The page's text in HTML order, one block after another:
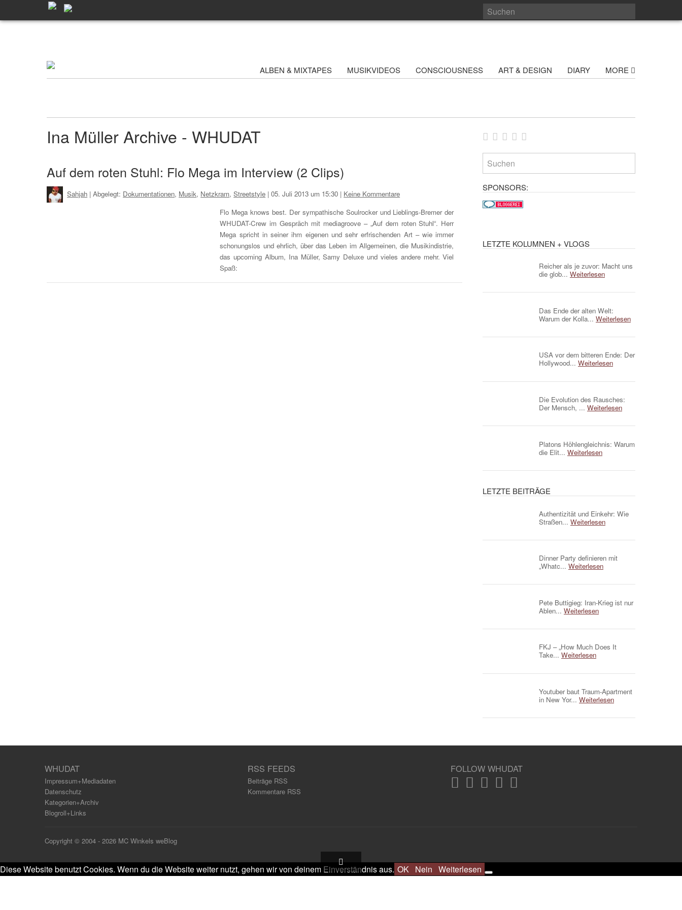
ALBEN & MIXTAPES MUSIKVIDEOS CONSCIOUSNESS ART & DESIGN DIARY MORE
Ina Müller Archive - WHUDAT
Auf dem roten Stuhl: Flo Mega im Interview (2 Clips)
Sahjah | Abgelegt: Dokumentationen, Musik, Netzkram,Streetstyle |05. Juli 2013 um 15:30 | Keine Kommentare
Flo Mega knows best. Der sympathische Soulrocker und Lieblings-Bremer der
WHUDAT-Crew im Gespräch mit mediagroove – „Auf dem roten Stuhl“. Herr
Mega spricht in seiner ihm eigenen und sehr erfrischenden Art – wie immer
schonungslos und ehrlich, über das Leben im Allgemeinen, die Musikindistrie,
das upcoming Album, Ina Müller, Samy Deluxe und vieles andere mehr. Viel
Spaß:
SPONSORS:
LETZTE KOLUMNEN + VLOGS
Reicher als je zuvor: Macht uns
die glob... Weiterlesen
Das Ende der alten Welt:
Warum der Kolla... Weiterlesen
USA vor dem bitteren Ende: Der
Hollywood... Weiterlesen
Die Evolution des Rausches:
Der Mensch, ... Weiterlesen
Platons Höhlengleichnis: Warum
die Elit... Weiterlesen
LETZTE BEITRÄGE
Authentizität und Einkehr: Wie
Straßen... Weiterlesen
Dinner Party definieren mit
„Whatc... Weiterlesen
Pete Buttigieg: Iran-Krieg ist nur
Ablen... Weiterlesen
FKJ – „How Much Does It
Take... Weiterlesen
Youtuber baut Traum-Apartment
in New Yor... Weiterlesen
WHUDAT
Impressum+Mediadaten
Datenschutz
Kategorien+Archiv
Blogroll+Links
RSS FEEDS
Beiträge RSS
Kommentare RSS
FOLLOW WHUDAT
Copyright © 2004 - 2026 MC Winkels weBlog
Diese Website benutzt Cookies. Wenn du die Website weiter nutzt, gehen wir von deinem Einverständnis aus. OK Nein Weiterlesen